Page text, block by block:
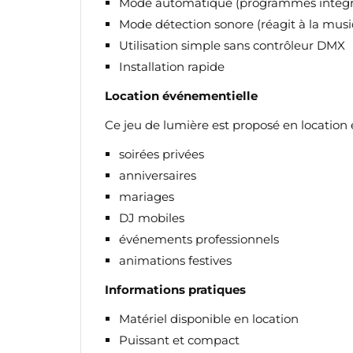
Mode automatique (programmes
Mode détection sonore (réagit à la
Utilisation simple sans contrôleur DMX
Installation rapide
Location événementielle
Ce jeu de lumière est proposé en
soirées privées
anniversaires
mariages
DJ mobiles
événements professionnels
animations festives
Informations pratiques
Matériel disponible en location
Puissant et compact